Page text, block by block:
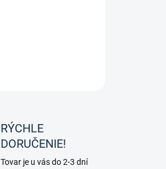
RÝCHLE
DORUČENIE!
Tovar je u vás do 2-3 dní